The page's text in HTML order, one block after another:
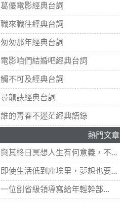
葛優電影經典台詞
職來職往經典台詞
匆匆那年經典台詞
電影咱們結婚吧經典台詞
觸不可及經典台詞
尋龍訣經典台詞
誰的青春不迷茫經典語錄
熱門文章
與其終日冥想人生有何意義，不...
即使生活低到塵埃里，夢想也要...
一位副省級領導寫給年輕幹部...